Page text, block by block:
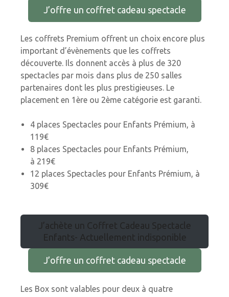
J’offre un coffret cadeau spectacle
Les coffrets Premium offrent un choix encore plus
important d’évènements que les coffrets
découverte. Ils donnent accès à plus de 320
spectacles par mois dans plus de 250 salles
partenaires dont les plus prestigieuses. Le
placement en 1ère ou 2ème catégorie est garanti.
4 places Spectacles pour Enfants Prémium, à
119€
8 places Spectacles pour Enfants Prémium,
à 219€
12 places Spectacles pour Enfants Prémium, à
309€
J’achète un Coffret Cadeau Spectacle
Enfants- Actuellement indisponible
J’offre un coffret cadeau spectacle
Les Box sont valables pour deux à quatre